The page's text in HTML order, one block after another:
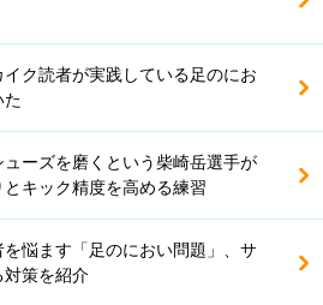
ク読者が実践している足のにお
た
ーズを磨くという柴崎岳選手が
キック精度を高める練習
悩ます「足のにおい問題」、サ
対策を紹介